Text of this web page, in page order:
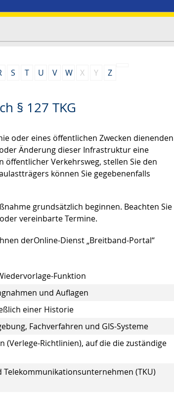
S T U V W X Y Z
§ 127 TKG
oder eines öffentlichen Zwecken dienenden
Änderung dieser Infrastruktur eine
Verkehrsweg, stellen Sie den
können Sie gegebenenfalls
grundsätzlich beginnen. Beachten Sie
vereinbarte Termine.
derOnline-Dienst „Breitband-Portal“
Funktion
und Auflagen
einer Historie
Fachverfahren und GIS-Systeme
(Verlege-Richtlinien), auf die die zuständige
(TKU)